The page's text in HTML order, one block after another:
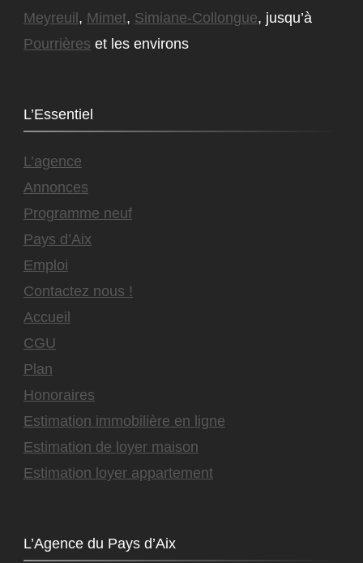
Meyreuil, Mimet, Simiane-Collongue, jusqu’à
Pourrières et les environs
L’Essentiel
L’agence
Annonces
Programme neuf
Pays d’Aix
Emploi
Contactez nous !
Accueil
CGU
Plan
Honoraires
Estimation immobilière en ligne
Estimation de loyer maison
Estimation loyer appartement
L’Agence du Pays d’Aix